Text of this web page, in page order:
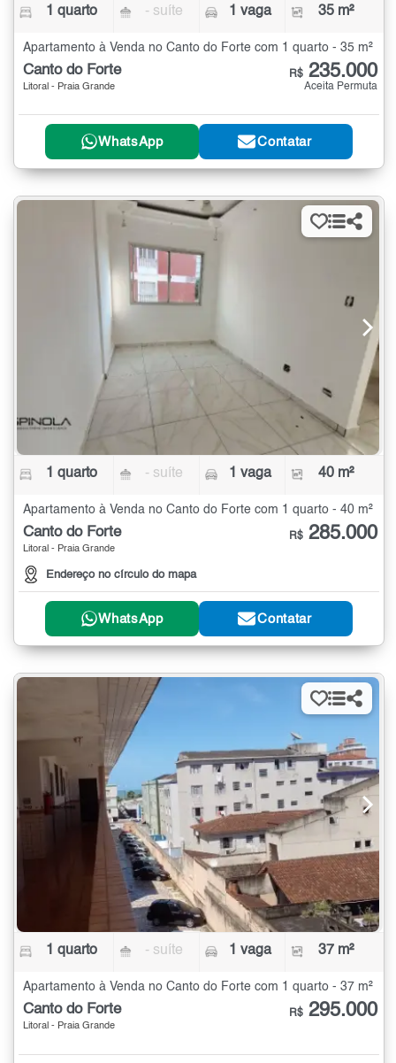
1 quarto - suíte 1 vaga 35 m²
Apartamento à Venda no Canto do Forte com 1 quarto - 35 m²
Canto do Forte
Litoral - Praia Grande
R$ 235.000
Aceita Permuta
WhatsApp Contatar
1 quarto - suíte 1 vaga 40 m²
Apartamento à Venda no Canto do Forte com 1 quarto - 40 m²
Canto do Forte
Litoral - Praia Grande
Endereço no círculo do mapa
R$ 285.000
WhatsApp Contatar
1 quarto - suíte 1 vaga 37 m²
Apartamento à Venda no Canto do Forte com 1 quarto - 37 m²
Canto do Forte
Litoral - Praia Grande
R$ 295.000